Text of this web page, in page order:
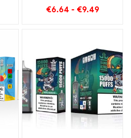
Watermelon 30000 Pahvib
€6.64 - €9.49